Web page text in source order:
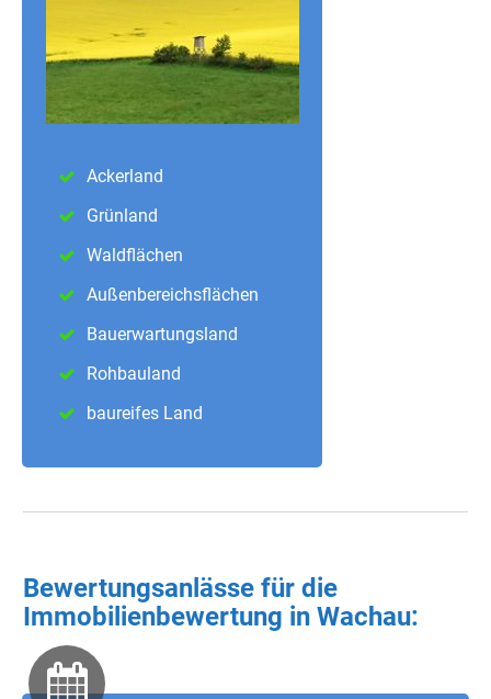
Ackerland
Grünland
Waldflächen
Außenbereichsflächen
Bauerwartungsland
Rohbauland
baureifes Land
Bewertungsanlässe für die
Immobilienbewertung in Wachau: